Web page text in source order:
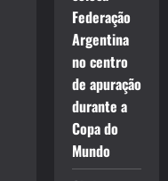
Federação
Argentina
no centro
de apuração
durante a
Copa do
Mundo